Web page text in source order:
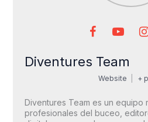
Diventures Team
Website +
Diventures Team es un equipo
profesionales del buceo,